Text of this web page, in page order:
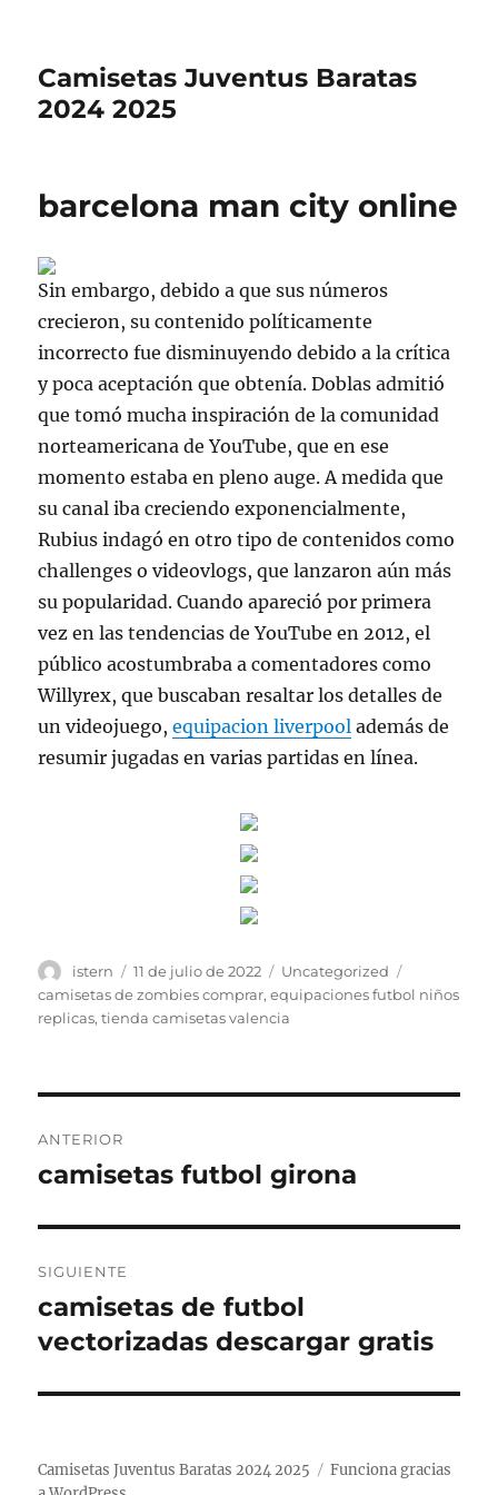
Camisetas Juventus Baratas
2024 2025
barcelona man city online
Sin embargo, debido a que sus números
crecieron, su contenido políticamente
incorrecto fue disminuyendo debido a la crítica
y poca aceptación que obtenía. Doblas admitió
que tomó mucha inspiración de la comunidad
norteamericana de YouTube, que en ese
momento estaba en pleno auge. A medida que
su canal iba creciendo exponencialmente,
Rubius indagó en otro tipo de contenidos como
challenges o videovlogs, que lanzaron aún más
su popularidad. Cuando apareció por primera
vez en las tendencias de YouTube en 2012, el
público acostumbraba a comentadores como
Willyrex, que buscaban resaltar los detalles de
un videojuego,equipacion liverpool además de
resumir jugadas en varias partidas en línea.
Autor
istern
Publicado
el
11 de julio de 2022 Categorías
Uncategorized
camisetas de zombies comprar,equipaciones futbol niños
replicas,tienda camisetas valencia
de
ANTERIOR
Entrada
camisetas futbol girona
SIGUIENTE
Entrada
siguiente:
camisetas de futbol
vectorizadas descargar gratis
Camisetas Juventus Baratas 2024 2025
Funciona gracias